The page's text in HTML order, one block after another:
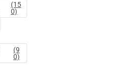
(15
0)
(9
0)